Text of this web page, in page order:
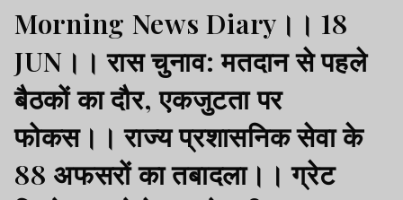
Morning News Diary।। 18
JUN।। रास चुनाव: मतदान से पहले
बैठकों का दौर, एकजुटता पर
फोकस।। राज्य प्रशासनिक सेवा के
88 अफसरों का तबादला।। ग्रेट